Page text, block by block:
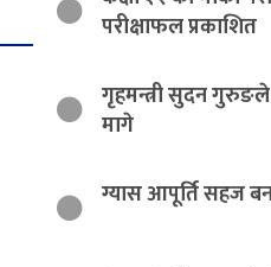
परीक्षाफल प्रकाशित
गृहमन्त्री सुदन
मागे
ग्यास आपूर्ति सहज